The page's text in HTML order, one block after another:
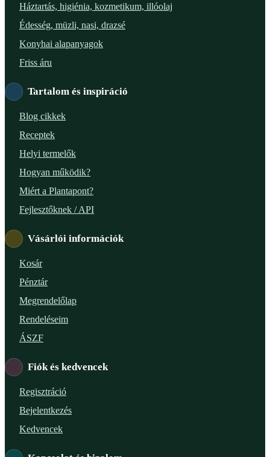
XVIII. ker. – Eni Mag-ház
Háztartás, higiénia, kozmetikum, illóolaj
Édesség, müzli, nasi, drazsé
Konyhai alapanyagok
Friss áru
Tartalom és inspiráció
Blog cikkek
Receptek
Helyi termelők
Hogyan működik?
Miért a Plantapont?
Fejlesztőknek / API
Vásárlói információk
Kosár
Pénztár
Megrendelőlap
Rendeléseim
ÁSZF
Fiók és kedvencek
Regisztráció
Bejelentkezés
Kedvencek